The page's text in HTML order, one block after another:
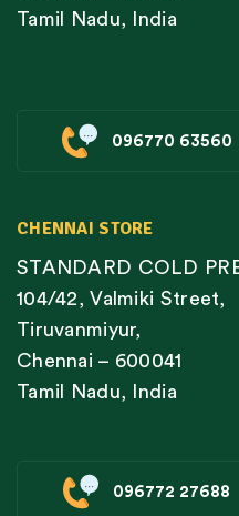
Tamil Nadu, India
096770 63560
CHENNAI STORE
STANDARD COLD
104/42, Valmiki Street,
Tiruvanmiyur,
Chennai – 600041
Tamil Nadu, India
096772 27688